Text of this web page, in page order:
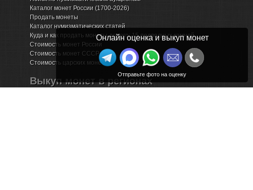
Каталог монет России (1700-2026)
Продать монеты
Каталог нумизматических статей
Куда и как продать монеты дорого: 15 подводных камней
Стоимость монет России
Стоимость монет СССР
Стоимость царских монет
Выкуп монет в регионах
Онлайн оценка и выкуп монет